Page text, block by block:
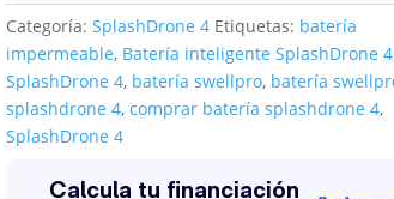
cantidad
Categoría:SplashDrone 4 Etiquetas: batería
impermeable, Batería inteligente SplashDrone 4
SplashDrone 4, batería swellpro, batería
splashdrone 4,comprar batería splashdrone 4,
SplashDrone 4